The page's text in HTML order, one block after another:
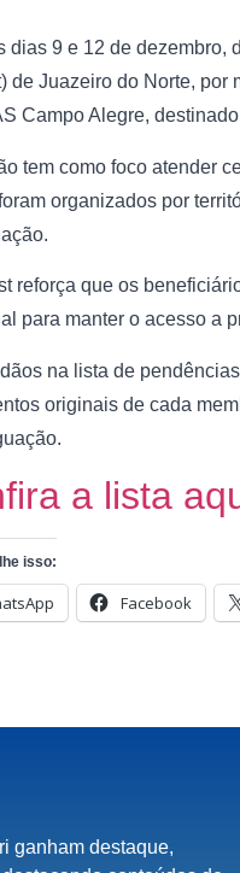
dias 9 e 12 de dezembro,
de Juazeiro do Norte,
Campo Alegre,
tem como foco atender
organizados por
reforça que os
para manter o acesso a
na lista de
originais de cada
a lista
isso:
Facebook
ganham destaque,